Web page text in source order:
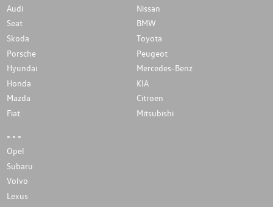
Audi
Nissan
Seat
BMW
Skoda
Toyota
Porsche
Peugeot
Hyundai
Mercedes-Benz
Honda
KIA
Mazda
Citroen
Fiat
Mitsubishi
- - -
Opel
Subaru
Volvo
Lexus